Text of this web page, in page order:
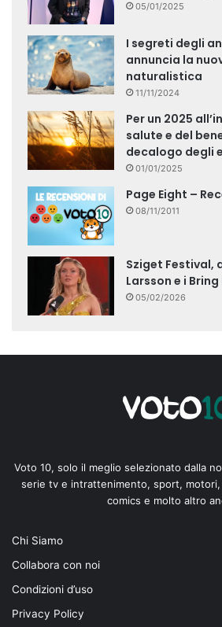
05/01/2025
I segreti degli
annuncia la
naturalistica
11/11/2024
Per un 2025
salute e del
decalogo degli
01/01/2025
Page Eight –
08/11/2011
Sziget Festival,
Larsson e i
05/02/2026
Voto 10, solo il meglio selezionato dalla
serie tv e intrattenimento, sport, motori,
comics e molto altro
Chi Siamo
Collabora con noi
Condizioni d’uso
Privacy Policy